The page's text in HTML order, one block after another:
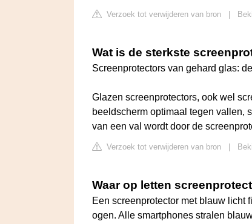
Verzoek tot verwijderen van bron
Wat is de sterkste
Screenprotectors van gehard glas:
Glazen screenprotectors, ook wel
beeldscherm optimaal tegen vallen,
van een val wordt door de
Verzoek tot verwijderen van bron
Waar op letten
Een screenprotector met blauw licht
ogen. Alle smartphones stralen